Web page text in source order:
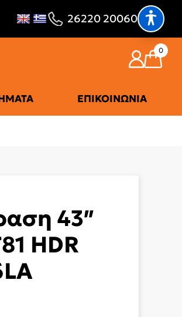
26220 20060
0
ΕΠΙΚΟΙΝΩΝΊΑ
43″
HDR